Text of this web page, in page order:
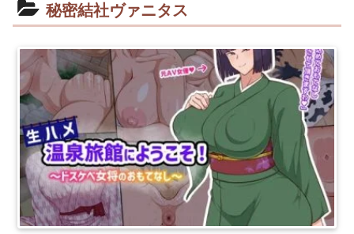
秘密結社ヴァニタス